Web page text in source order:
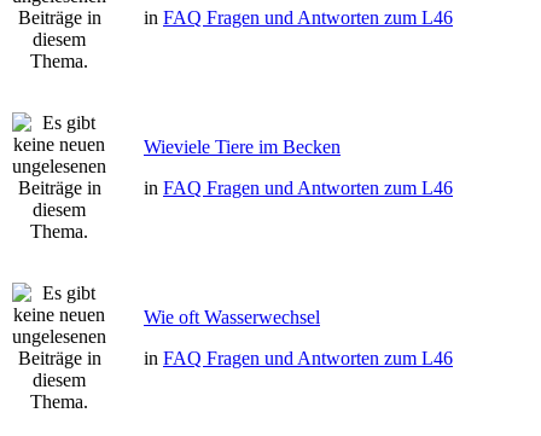
in FAQ Fragen und Antworten zum L46
Wieviele Tiere im Becken
in FAQ Fragen und Antworten zum L46
Wie oft Wasserwechsel
in FAQ Fragen und Antworten zum L46